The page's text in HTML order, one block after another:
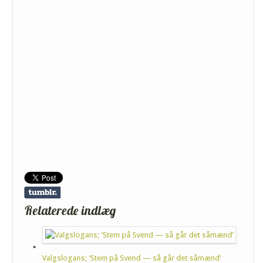
Relaterede indlæg
Valgslogans; ‘Stem på Svend — så går det såmænd’